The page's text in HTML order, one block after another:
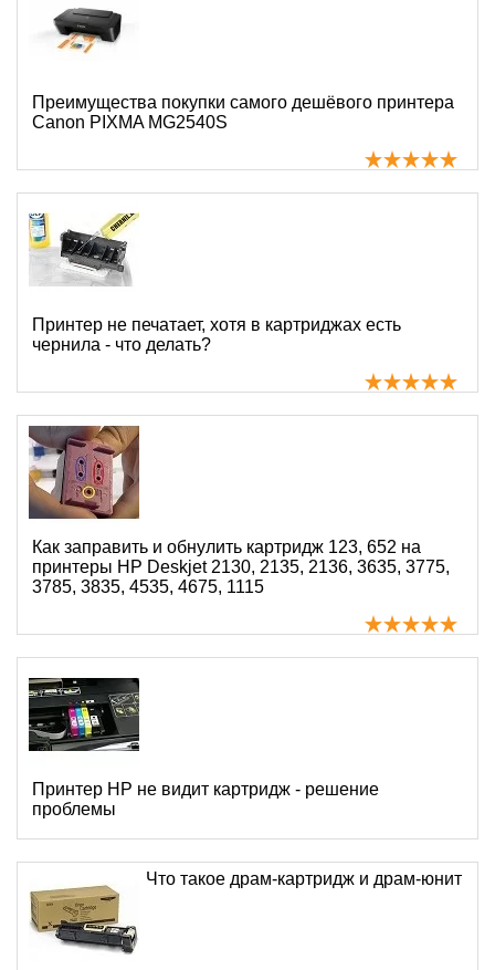
Преимущества покупки самого дешёвого принтера
Canon PIXMA MG2540S
Принтер не печатает, хотя в картриджах есть
чернила - что делать?
Как заправить и обнулить картридж 123, 652 на
принтеры HP Deskjet 2130, 2135, 2136, 3635, 3775,
3785, 3835, 4535, 4675, 1115
Принтер HP не видит картридж - решение
проблемы
Что такое драм-картридж и драм-юнит